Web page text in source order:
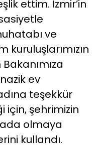
ettim. İzmir’in
ve
ev
teşekkür
için, şehrimizin
olmaya
kullandı.